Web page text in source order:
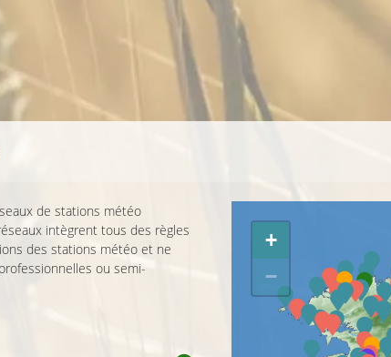
de stations météo
intègrent tous des règles
des stations météo et ne
ou semi-
+
−